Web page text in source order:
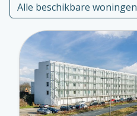
Alle beschikbare woningen